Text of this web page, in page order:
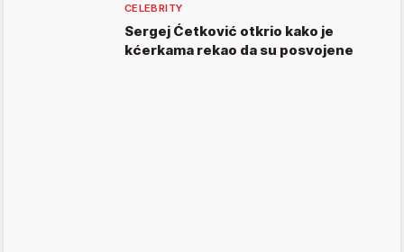
CELEBRITY
Sergej Ćetković otkrio kako je
kćerkama rekao da su posvojene